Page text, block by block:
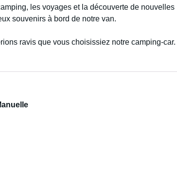
les voyages et la découverte de nouvelles
souvenirs à bord de notre van.
ravis que vous choisissiez notre camping-car.